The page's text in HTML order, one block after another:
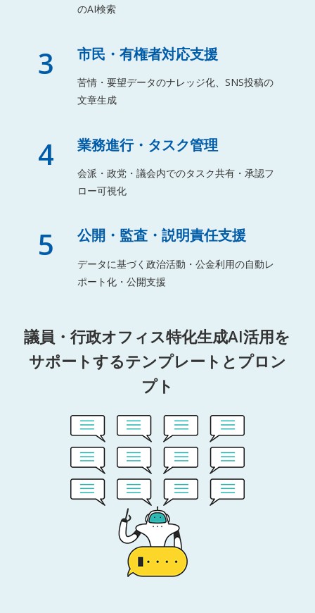
のAI検索
3 市民・有権者対応支援
苦情・要望データのナレッジ化、SNS投稿の
文章生成
4 業務進行・タスク管理
会派・政党・議会内でのタスク共有・承認フ
ロー可視化
5 公開・監査・説明責任支援
データに基づく政治活動・公金利用の自動レ
ポート化・公開支援
議員・行政オフィス特化生成AI活用を
サポートするテンプレートとプロン
プト